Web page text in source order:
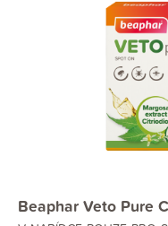
Beaphar Veto Pure